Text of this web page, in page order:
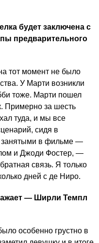
будет заключена с
предварительного
тот момент не было
У Марти возникли
тоже. Марти пошел
Примерно за шесть
туда, и мы все
сидя в
занятыми в фильме —
и Джоди Фостер, —
связь. Я только
дней с де Ниро.
— Ширли Темпл
особенно грустно в